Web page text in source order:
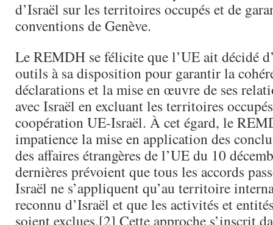
d’Israël sur les territoires occupés et de
conventions de Genève.
Le REMDH se félicite que l’UE ait décidé
outils à sa disposition pour garantir la
déclarations et la mise en œuvre de ses
avec Israël en excluant les territoires
coopération UE-Israël. À cet égard, le
impatience la mise en application des
des affaires étrangères de l’UE du 10
dernières prévoient que tous les accords
Israël ne s’appliquent qu’au territoire
reconnu d’Israël et que les activités et
soient exclues.[2] Cette approche s’inscrit